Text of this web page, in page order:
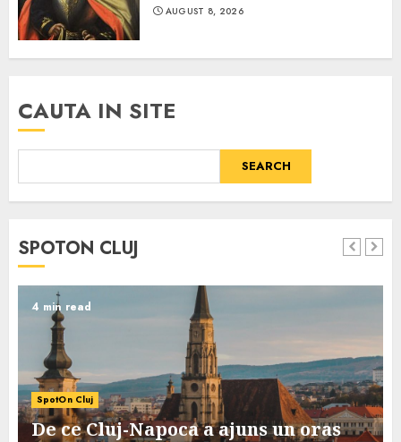
AUGUST 8, 2026
CAUTA IN SITE
SEARCH
SPOTON CLUJ
4 min read
SpotOn Cluj
De ce Cluj-Napoca a ajuns un oras